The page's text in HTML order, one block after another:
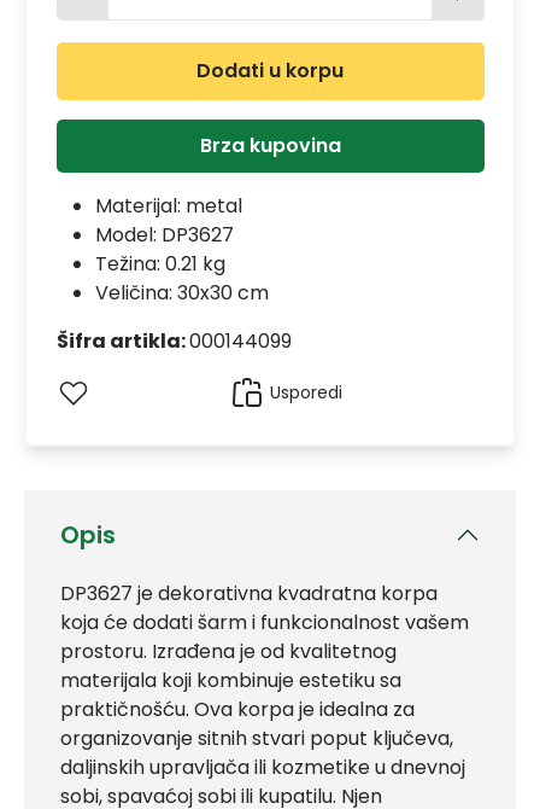
Opis
DP3627 je dekorativna kvadratna korpa
koja će dodati šarm i funkcionalnost vašem
prostoru. Izrađena je od kvalitetnog
materijala koji kombinuje estetiku sa
praktičnošću. Ova korpa je idealna za
organizovanje sitnih stvari poput ključeva,
daljinskih upravljača ili kozmetike u dnevnoj
sobi, spavaćoj sobi ili kupatilu. Njen
Dodati u korpu
Brza kupovina
Materijal: metal
Model: DP3627
Težina: 0.21 kg
Veličina: 30x30 cm
Šifra artikla:000144099
Usporedi